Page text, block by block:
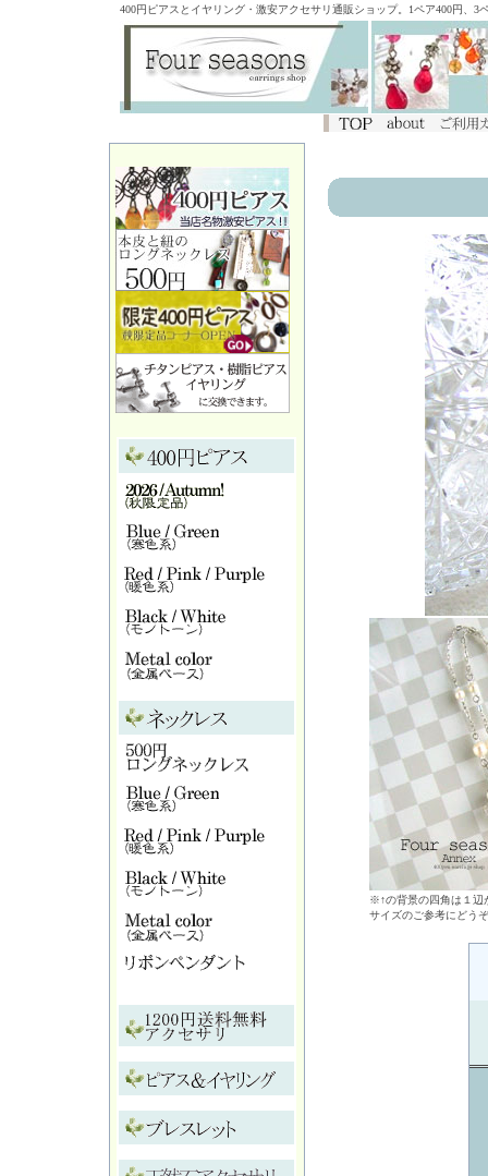
400円ピアスとイヤリング・激安アクセサリ通販ショップ。1ペア400円、
※↑の背景の四角は１辺
サイズのご参考にどう